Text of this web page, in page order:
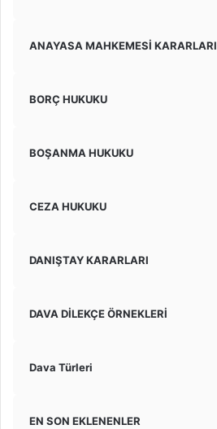
ANAYASA MAHKEMESİ KARARLARI
BORÇ HUKUKU
BOŞANMA HUKUKU
CEZA HUKUKU
DANIŞTAY KARARLARI
DAVA DİLEKÇE ÖRNEKLERİ
Dava Türleri
EN SON EKLENENLER